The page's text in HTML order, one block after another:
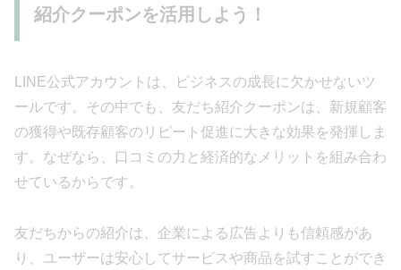
紹介クーポンを活用しよう！
LINE公式アカウントは、ビジネスの成長に欠かせないツ
ールです。その中でも、友だち紹介クーポンは、新規顧客
の獲得や既存顧客のリピート促進に大きな効果を発揮しま
す。なぜなら、口コミの力と経済的なメリットを組み合わ
せているからです。
友だちからの紹介は、企業による広告よりも信頼感があ
り、ユーザーは安心してサービスや商品を試すことができ